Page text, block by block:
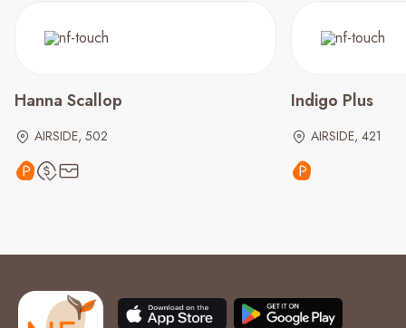
Hanna Scallop
AIRSIDE, 502
Indigo Plus
AIRSIDE, 421